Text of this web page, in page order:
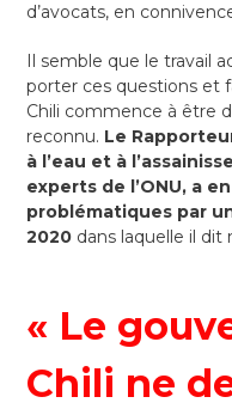
d’avocats, en
Il semble que le travail
porter ces questions et
Chili commence à être
reconnu. Le
à l’eau et à
experts de l’ONU, a
problématiques par
2020 dans laquelle il
« Le
Chili ne